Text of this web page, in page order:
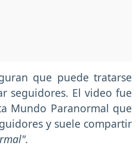
que puede tratarse
seguidores. El video fue
Mundo Paranormal que
y suele compartir